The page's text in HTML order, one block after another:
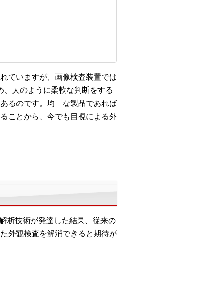
ていますが、画像検査装置では
人のように柔軟な判断をする
るのです。均一な製品であれば
ことから、今でも目視による外
析技術が発達した結果、従来の
外観検査を解消できると期待が